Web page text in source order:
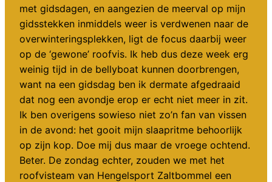
met gidsdagen, en aangezien de meerval op mijn
gidsstekken inmiddels weer is verdwenen naar de
overwinteringsplekken, ligt de focus daarbij weer
op de ‘gewone’ roofvis. Ik heb dus deze week erg
weinig tijd in de bellyboat kunnen doorbrengen,
want na een gidsdag ben ik dermate afgedraaid
dat nog een avondje erop er echt niet meer in zit.
Ik ben overigens sowieso niet zo’n fan van vissen
in de avond: het gooit mijn slaapritme behoorlijk
op zijn kop. Doe mij dus maar de vroege ochtend.
Beter. De zondag echter, zouden we met het
roofvisteam van Hengelsport Zaltbommel een